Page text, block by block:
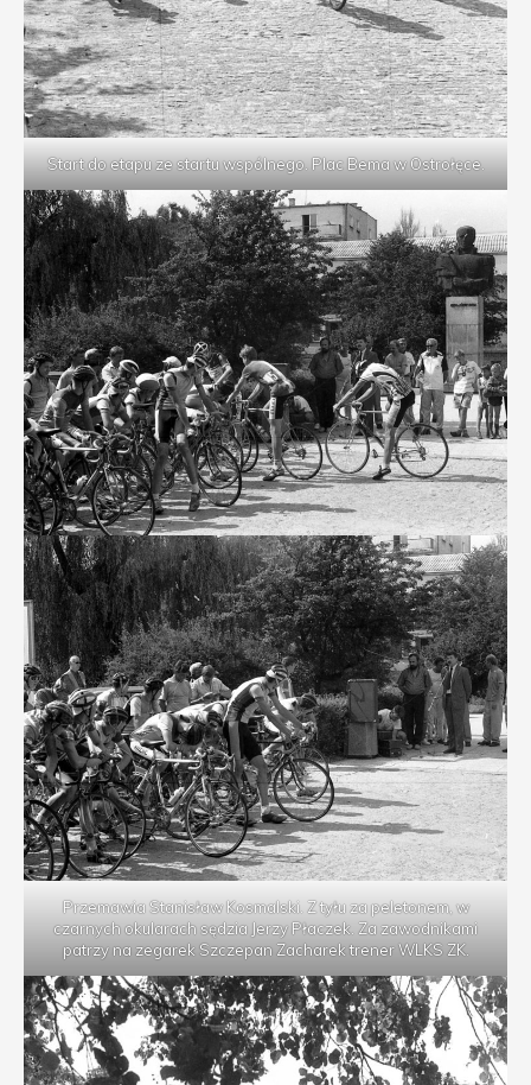
Start do etapu ze startu wspólnego. Plac Bema w Ostrołęce.
Przemawia Stanisław Kosmalski. Z tyłu za peletonem, w
czarnych okularach sędzia Jerzy Płaczek. Za zawodnikami
patrzy na zegarek Szczepan Zacharek trener WLKS ZK.